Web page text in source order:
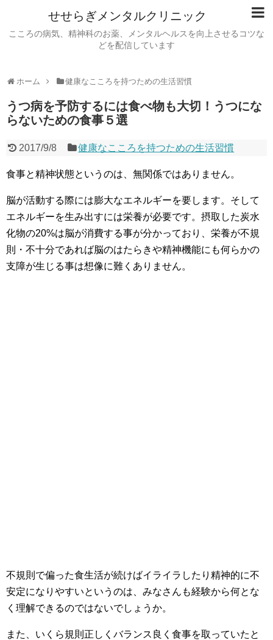
せせらぎメンタルクリニック
こころの病気、精神科のお薬、メンタルヘルスを向上させるコツな
どを配信しています
ホーム 健康なこころを持つための生活習慣
うつ病を予防するには食べ物も大切！うつにな
らないための食事５選
2017/9/8 健康なこころを持つための生活習慣
食事と精神状態というのは、無関係ではありません。
脳が活動する際には膨大なエネルギーを要します。そして
エネルギーを生み出すには栄養が必要です。摂取した炭水
化物の20%は脳が消費する事が分かっており、栄養が不規
則・不十分であれば脳のはたらきや精神機能にも何らかの
支障が生じる事は想像に難くありません。
不規則で偏った食生活が続けばイライラしたり精神的に不
安定になりやすいというのは、みなさんも経験から何とな
く理解できるのではないでしょうか。
また、いくら規則正しくバランス良く食事を取っていたと